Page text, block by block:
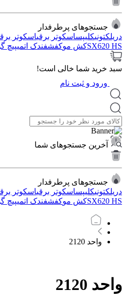
جستجوهای پرطرفدار
دریلکتونیکلیپساسکوتر برقیاسکوتر
SX620 HSکش موکفشفندک اتمیپیچ
سبد خرید شما خالی است!
ورود و ثبت نام
آخرین جستجوهای شما
جستجوهای پرطرفدار
دریلکتونیکلیپساسکوتر برقیاسکوتر
SX620 HSکش موکفشفندک اتمیپیچ
واحد 2120
واحد 2120